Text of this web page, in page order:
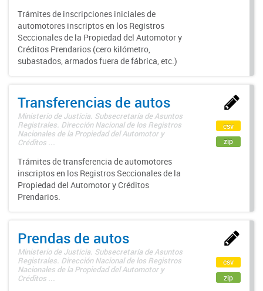
Trámites de inscripciones iniciales de
automotores inscriptos en los Registros
Seccionales de la Propiedad del Automotor y
Créditos Prendarios (cero kilómetro,
subastados, armados fuera de fábrica, etc.)
Transferencias de autos
Ministerio de Justicia. Subsecretaría de Asuntos
Registrales. Dirección Nacional de los Registros
Nacionales de la Propiedad del Automotor y
Créditos ...
Trámites de transferencia de automotores
inscriptos en los Registros Seccionales de la
Propiedad del Automotor y Créditos
Prendarios.
csv
zip
Prendas de autos
Ministerio de Justicia. Subsecretaría de Asuntos
Registrales. Dirección Nacional de los Registros
Nacionales de la Propiedad del Automotor y
Créditos ...
csv
zip